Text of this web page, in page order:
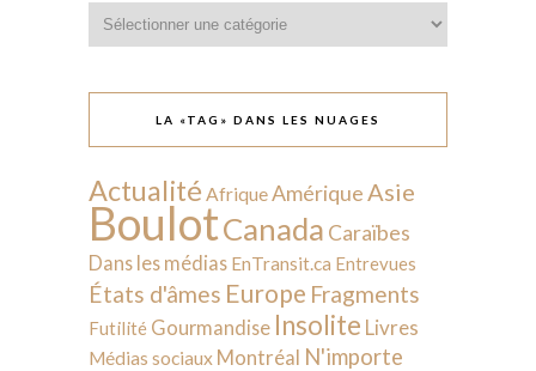
LA «TAG» DANS LES NUAGES
Actualité AfriqueAmérique Asie
BoulotCanada Caraïbes
Dans les médias EnTransit.ca Entrevues
États d'âmes Europe Fragments
Futilité Gourmandise Insolite Livres
Médias sociaux Montréal N'importe